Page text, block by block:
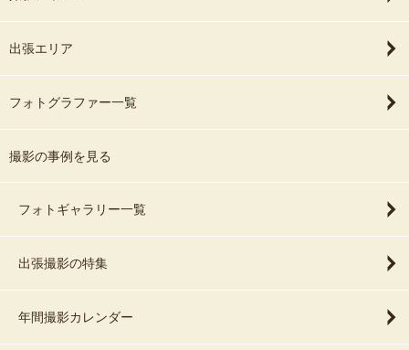
出張エリア
フォトグラファー一覧
撮影の事例を見る
フォトギャラリー一覧
出張撮影の特集
年間撮影カレンダー